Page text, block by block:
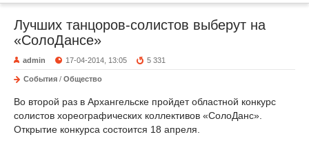
Лучших танцоров-солистов выберут на
«СолоДансе»
admin 17-04-2014, 13:05 5 331
События / Общество
Во второй раз в Архангельске пройдет областной конкурс
солистов хореографических коллективов «СолоДанс».
Открытие конкурса состоится 18 апреля.